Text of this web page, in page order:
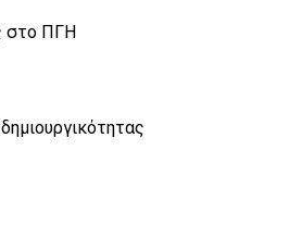
στο ΠΓΗ